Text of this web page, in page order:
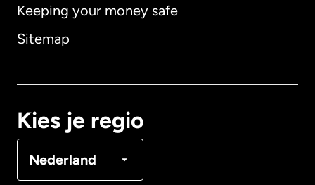
Keeping your money safe
Sitemap
Kies je regio
Nederland
Australië